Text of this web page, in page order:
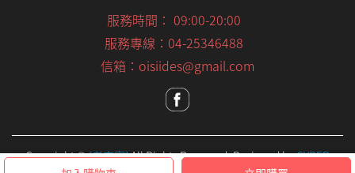
服務時間： 09:00-20:00
服務專線：04-25346488
信箱：oisiides@gmail.com
Copyright ©[老東家]All Rights Reserved.Designed byCYBER